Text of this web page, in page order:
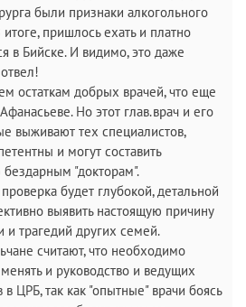
были признаки алкогольного
пришлось ехать и платно
в Бийске. И видимо, это даже
остаткам добрых врачей, что еще
Но этот глав.врач и его
выживают тех специалистов,
и могут составить
"докторам".
будет глубокой, детальной
выявить настоящую причину
и трагедий других семей.
считают, что необходимо
и руководство и ведущих
в ЦРБ, так как "опытные" врачи боясь